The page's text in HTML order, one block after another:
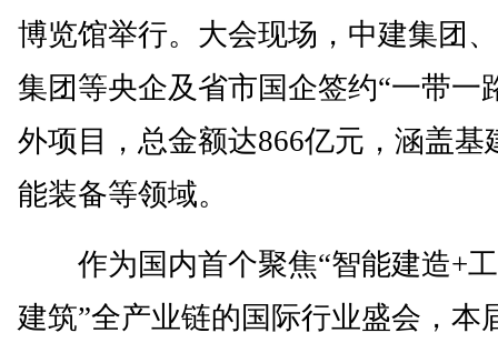
博览馆举行。大会现场，中建集团
集团等央企及省市国企签约“一带一
外项目，总金额达866亿元，涵盖基
能装备等领域。
作为国内首个聚焦“智能建造+
建筑”全产业链的国际行业盛会，本